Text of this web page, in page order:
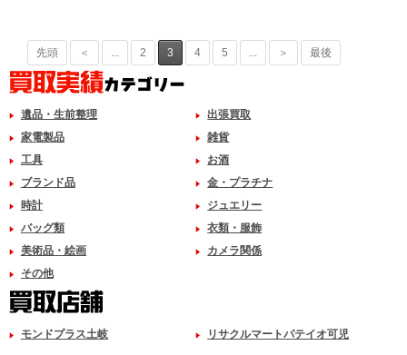
先頭 ＜ ... 2 3 4 5 ... ＞ 最後
遺品・生前整理
出張買取
家電製品
雑貨
工具
お酒
ブランド品
金・プラチナ
時計
ジュエリー
バッグ類
衣類・服飾
美術品・絵画
カメラ関係
その他
モンドプラス土岐 リサクルマートパテイオ可児